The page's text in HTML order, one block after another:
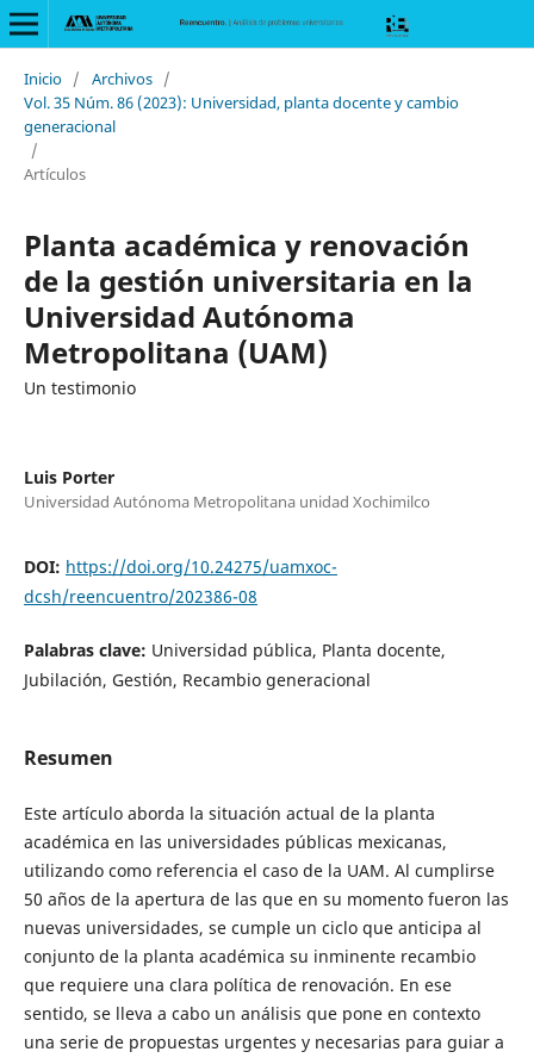
Inicio / Archivos /
Vol. 35 Núm. 86 (2023): Universidad, planta docente y cambio
generacional
/
Artículos
Planta académica y renovación
de la gestión universitaria en la
Universidad Autónoma
Metropolitana (UAM)
Un testimonio
Luis Porter
Universidad Autónoma Metropolitana unidad Xochimilco
DOI: https://doi.org/10.24275/uamxoc-
dcsh/reencuentro/202386-08
Palabras clave: Universidad pública, Planta docente,
Jubilación, Gestión, Recambio generacional
Resumen
Este artículo aborda la situación actual de la planta
académica en las universidades públicas mexicanas,
utilizando como referencia el caso de la UAM. Al cumplirse
50 años de la apertura de las que en su momento fueron las
nuevas universidades, se cumple un ciclo que anticipa al
conjunto de la planta académica su inminente recambio
que requiere una clara política de renovación. En ese
sentido, se lleva a cabo un análisis que pone en contexto
una serie de propuestas urgentes y necesarias para guiar a